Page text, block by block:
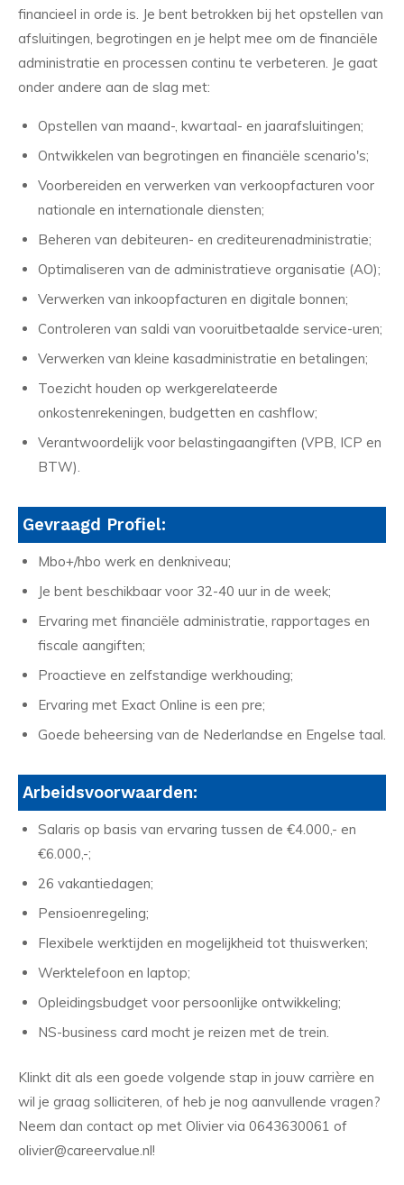
financieel in orde is. Je bent betrokken bij het opstellen van
afsluitingen, begrotingen en je helpt mee om de financiële
administratie en processen continu te verbeteren. Je gaat
onder andere aan de slag met:
Opstellen van maand-, kwartaal- en jaarafsluitingen;
Ontwikkelen van begrotingen en financiële scenario's;
Voorbereiden en verwerken van verkoopfacturen voor
nationale en internationale diensten;
Beheren van debiteuren- en crediteurenadministratie;
Optimaliseren van de administratieve organisatie (AO);
Verwerken van inkoopfacturen en digitale bonnen;
Controleren van saldi van vooruitbetaalde service-uren;
Verwerken van kleine kasadministratie en betalingen;
Toezicht houden op werkgerelateerde
onkostenrekeningen, budgetten en cashflow;
Verantwoordelijk voor belastingaangiften (VPB, ICP en
BTW).
Gevraagd Profiel:
Mbo+/hbo werk en denkniveau;
Je bent beschikbaar voor 32-40 uur in de week;
Ervaring met financiële administratie, rapportages en
fiscale aangiften;
Proactieve en zelfstandige werkhouding;
Ervaring met Exact Online is een pre;
Goede beheersing van de Nederlandse en Engelse taal.
Arbeidsvoorwaarden:
Salaris op basis van ervaring tussen de €4.000,- en
€6.000,-;
26 vakantiedagen;
Pensioenregeling;
Flexibele werktijden en mogelijkheid tot thuiswerken;
Werktelefoon en laptop;
Opleidingsbudget voor persoonlijke ontwikkeling;
NS-business card mocht je reizen met de trein.
Klinkt dit als een goede volgende stap in jouw carrière en
wil je graag solliciteren, of heb je nog aanvullende vragen?
Neem dan contact op met Olivier via 0643630061 of
olivier@careervalue.nl!